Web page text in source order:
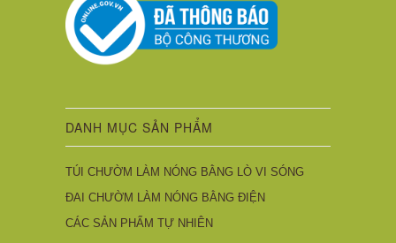
DANH MỤC SẢN PHẨM
TÚI CHƯỜM LÀM NÓNG BẰNG LÒ VI SÓNG
ĐAI CHƯỜM LÀM NÓNG BẰNG ĐIỆN
CÁC SẢN PHẨM TỰ NHIÊN